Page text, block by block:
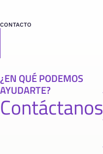
CONTACTO
¿EN QUÉ PODEMOS
AYUDARTE?
Contáctanos